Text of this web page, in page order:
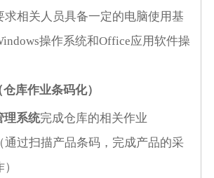
求相关人员具备一定的电脑使用基
操作系统和Office应用软件操
仓库作业条码化）
理系统完成仓库的相关作业
通过扫描产品条码，完成产品的采